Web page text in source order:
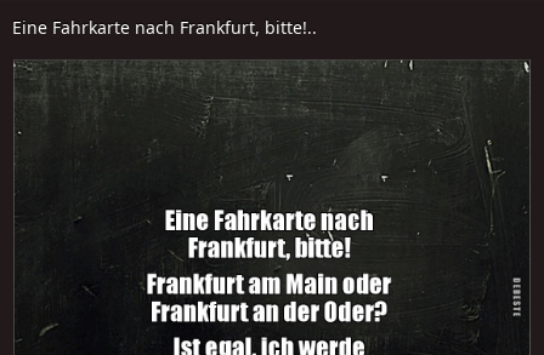
Eine Fahrkarte nach Frankfurt, bitte!..